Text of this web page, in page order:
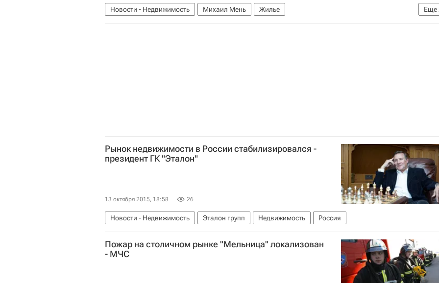
Еще
Новости - Недвижимость Михаил Мень
Жилье
Министерство строительства и жилищно-коммунального хозяйства РФ (Минстрой России)
Рынок недвижимости в России стабилизировался -
президент ГК "Эталон"
13 октября 2015, 18:58 26
Новости - Недвижимость Эталон групп Недвижимость Россия
Пожар на столичном рынке "Мельница" локализован
- МЧС